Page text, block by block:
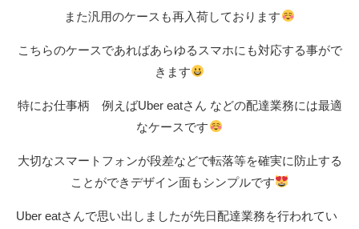
また汎用のケースも再入荷しております
こちらのケースであればあらゆるスマホにも対応する事がで
きます
特にお仕事柄 例えばUber eatさん などの配達業務には最適
なケースです
大切なスマートフォンが段差などで転落等を確実に防止する
ことができデザイン面もシンプルです
Uber eatさんで思い出しましたが先日配達業務を行われてい